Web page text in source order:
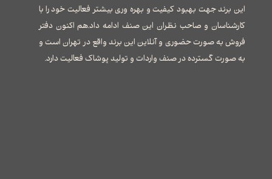
این برند جهت بهبود کیفیت و بهره وری بیشتر فعالیت خود را با
کارشناسان و صاحب نظران این صنف ادامه داد.هم اکنون دفتر
فروش به صورت حضوری و آنلاین این برند واقع در تهران است و
به صورت گسترده در صنف واردات و تولید پوشاک فعالیت دارد.